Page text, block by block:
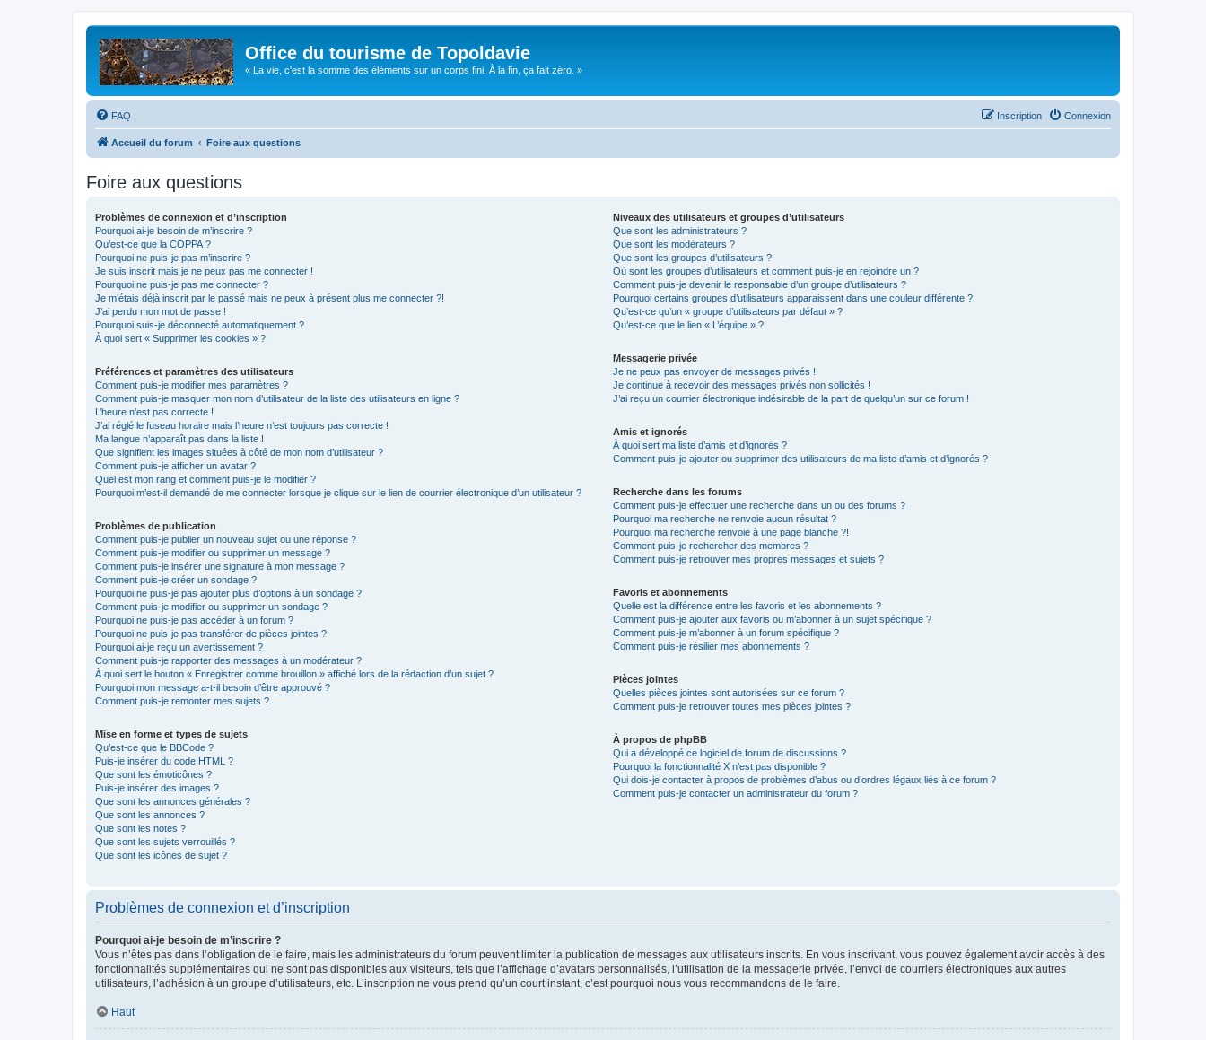
Office du tourisme de Topoldavie
« La vie, c'est la somme des éléments sur un corps fini. À la fin, ça fait zéro. »
FAQ Connexion
Inscription
Accueil du forum Foire aux questions
Foire aux questions
Problèmes de connexion et d’inscription
Pourquoi ai-je besoin de m’inscrire ?
Qu’est-ce que la COPPA ?
Pourquoi ne puis-je pas m’inscrire ?
Je suis inscrit mais je ne peux pas me connecter !
Pourquoi ne puis-je pas me connecter ?
Je m’étais déjà inscrit par le passé mais ne peux à présent plus me connecter ?!
J’ai perdu mon mot de passe !
Pourquoi suis-je déconnecté automatiquement ?
À quoi sert « Supprimer les cookies » ?
Préférences et paramètres des utilisateurs
Comment puis-je modifier mes paramètres ?
Comment puis-je masquer mon nom d’utilisateur de la liste des utilisateurs en ligne ?
L’heure n’est pas correcte !
J’ai réglé le fuseau horaire mais l’heure n’est toujours pas correcte !
Ma langue n’apparaît pas dans la liste !
Que signifient les images situées à côté de mon nom d’utilisateur ?
Comment puis-je afficher un avatar ?
Quel est mon rang et comment puis-je le modifier ?
Pourquoi m’est-il demandé de me connecter lorsque je clique sur le lien de courrier électronique d’un utilisateur ?
Problèmes de publication
Comment puis-je publier un nouveau sujet ou une réponse ?
Comment puis-je modifier ou supprimer un message ?
Comment puis-je insérer une signature à mon message ?
Comment puis-je créer un sondage ?
Pourquoi ne puis-je pas ajouter plus d’options à un sondage ?
Comment puis-je modifier ou supprimer un sondage ?
Pourquoi ne puis-je pas accéder à un forum ?
Pourquoi ne puis-je pas transférer de pièces jointes ?
Pourquoi ai-je reçu un avertissement ?
Comment puis-je rapporter des messages à un modérateur ?
À quoi sert le bouton « Enregistrer comme brouillon » affiché lors de la rédaction d’un sujet ?
Pourquoi mon message a-t-il besoin d’être approuvé ?
Comment puis-je remonter mes sujets ?
Mise en forme et types de sujets
Qu’est-ce que le BBCode ?
Puis-je insérer du code HTML ?
Que sont les émoticônes ?
Puis-je insérer des images ?
Que sont les annonces générales ?
Que sont les annonces ?
Que sont les notes ?
Que sont les sujets verrouillés ?
Que sont les icônes de sujet ?
Niveaux des utilisateurs et groupes d’utilisateurs
Que sont les administrateurs ?
Que sont les modérateurs ?
Que sont les groupes d’utilisateurs ?
Où sont les groupes d’utilisateurs et comment puis-je en rejoindre un ?
Comment puis-je devenir le responsable d’un groupe d’utilisateurs ?
Pourquoi certains groupes d’utilisateurs apparaissent dans une couleur différente ?
Qu’est-ce qu’un « groupe d’utilisateurs par défaut » ?
Qu’est-ce que le lien « L’équipe » ?
Messagerie privée
Je ne peux pas envoyer de messages privés !
Je continue à recevoir des messages privés non sollicités !
J’ai reçu un courrier électronique indésirable de la part de quelqu’un sur ce forum !
Amis et ignorés
À quoi sert ma liste d’amis et d’ignorés ?
Comment puis-je ajouter ou supprimer des utilisateurs de ma liste d’amis et d’ignorés ?
Recherche dans les forums
Comment puis-je effectuer une recherche dans un ou des forums ?
Pourquoi ma recherche ne renvoie aucun résultat ?
Pourquoi ma recherche renvoie à une page blanche ?!
Comment puis-je rechercher des membres ?
Comment puis-je retrouver mes propres messages et sujets ?
Favoris et abonnements
Quelle est la différence entre les favoris et les abonnements ?
Comment puis-je ajouter aux favoris ou m’abonner à un sujet spécifique ?
Comment puis-je m’abonner à un forum spécifique ?
Comment puis-je résilier mes abonnements ?
Pièces jointes
Quelles pièces jointes sont autorisées sur ce forum ?
Comment puis-je retrouver toutes mes pièces jointes ?
À propos de phpBB
Qui a développé ce logiciel de forum de discussions ?
Pourquoi la fonctionnalité X n’est pas disponible ?
Qui dois-je contacter à propos de problèmes d’abus ou d’ordres légaux liés à ce forum ?
Comment puis-je contacter un administrateur du forum ?
Problèmes de connexion et d’inscription
Pourquoi ai-je besoin de m’inscrire ?
Vous n’êtes pas dans l’obligation de le faire, mais les administrateurs du forum peuvent limiter la publication de messages aux utilisateurs inscrits. En vous inscrivant, vous pouvez également avoir accès à des
fonctionnalités supplémentaires qui ne sont pas disponibles aux visiteurs, tels que l’affichage d’avatars personnalisés, l’utilisation de la messagerie privée, l’envoi de courriers électroniques aux autres
utilisateurs, l’adhésion à un groupe d’utilisateurs, etc. L’inscription ne vous prend qu’un court instant, c’est pourquoi nous vous recommandons de le faire.
Haut